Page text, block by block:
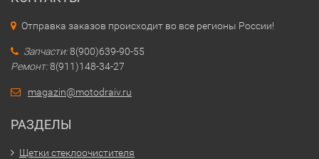
Отправка заказов происходит во все регионы России!
Запчасти:8(900)639-90-55
Ремонт:8(911)148-34-27
magazin@motodraiv.ru
РАЗДЕЛЫ
Щетки стеклоочистителя